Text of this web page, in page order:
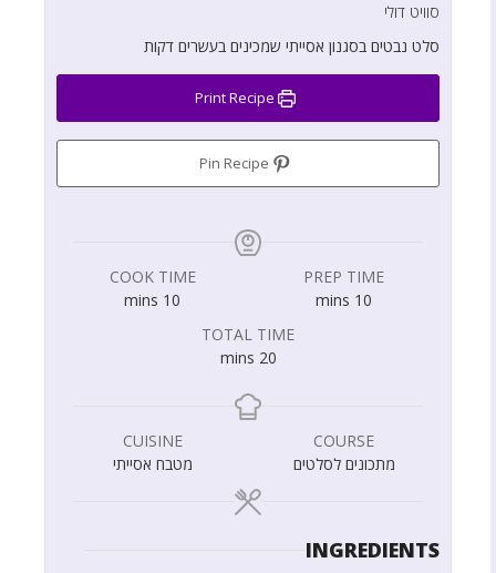
סוויט דולי
סלט נבטים בסגנון אסייתי שמכינים בעשרים דקות
PREP TIME
10
mins
COOK TIME
10
mins
TOTAL TIME
20
mins
COURSE
מתכונים לסלטים
CUISINE
מטבח אסייתי
INGREDIENTS